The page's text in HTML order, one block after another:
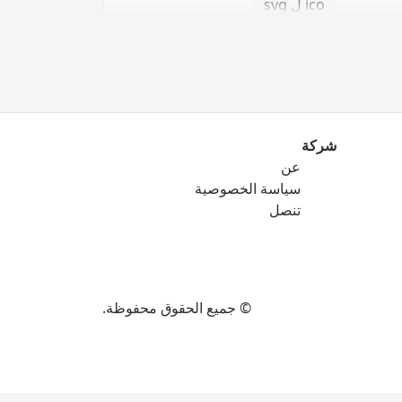
ico ل svg
png ل eps
png ل ico
شركة
عن
سياسة الخصوصية
تنصل
© جميع الحقوق محفوظة.